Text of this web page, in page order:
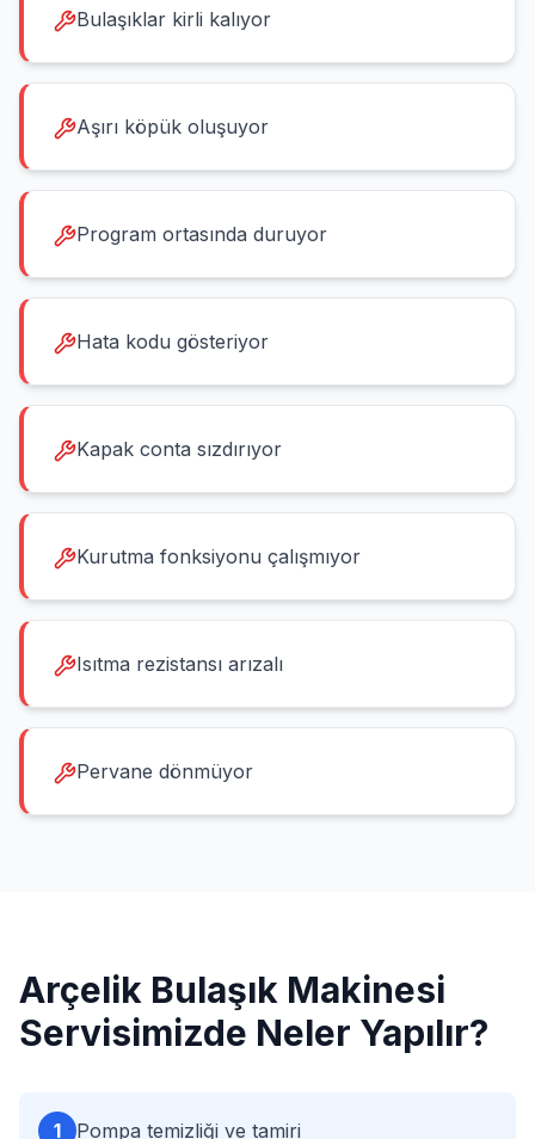
Bulaşıklar kirli kalıyor
Aşırı köpük oluşuyor
Program ortasında duruyor
Hata kodu gösteriyor
Kapak conta sızdırıyor
Kurutma fonksiyonu çalışmıyor
Isıtma rezistansı arızalı
Pervane dönmüyor
Arçelik Bulaşık Makinesi
Servisimizde Neler Yapılır?
1 Pompa temizliği ve tamiri